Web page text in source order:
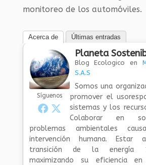
monitoreo de los automóviles.
Acerca de Últimas entradas
Síguenos
Planeta
Blog Ecologico en
S.A.S
Somos una
promover el
sistemas y los
Colaborar en
problemas ambientales
intervención humana.
transición de la energía
maximizando su eficiencia